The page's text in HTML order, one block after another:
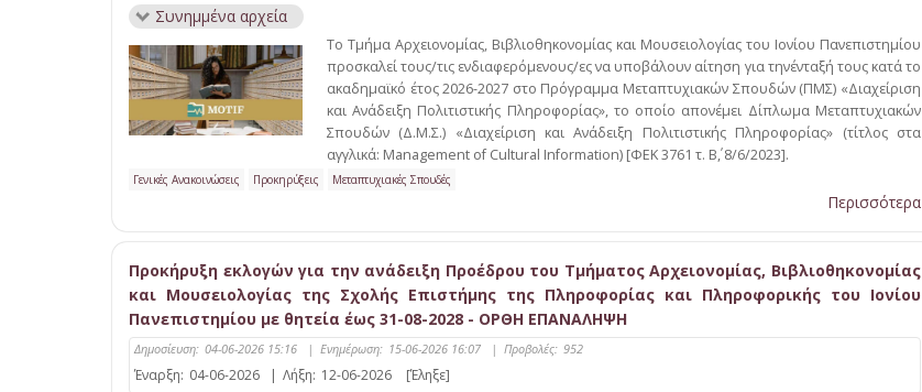
Συνημμένα αρχεία
Το Τμήμα Αρχειονομίας, Βιβλιοθηκονομίας και Μουσειολογίας του Ιονίου Πανεπιστημίου
προσκαλεί τους/τις ενδιαφερόμενους/ες να υποβάλουν αίτηση για τηνένταξή τους κατά το
ακαδημαϊκό έτος 2026-2027 στο Πρόγραμμα Μεταπτυχιακών Σπουδών (ΠΜΣ) «Διαχείριση
και Ανάδειξη Πολιτιστικής Πληροφορίας», το οποίο απονέμει Δίπλωμα Μεταπτυχιακών
Σπουδών (Δ.Μ.Σ.) «Διαχείριση και Ανάδειξη Πολιτιστικής Πληροφορίας» (τίτλος στα
αγγλικά: Management of Cultural Information) [ΦΕΚ 3761 τ. Β΄, 8/6/2023].
Γενικές Ανακοινώσεις Προκηρύξεις Μεταπτυχιακές Σπουδές
Περισσότερα
Προκήρυξη εκλογών για την ανάδειξη Προέδρου του Τμήματος Αρχειονομίας, Βιβλιοθηκονομίας
και Μουσειολογίας της Σχολής Επιστήμης της Πληροφορίας και Πληροφορικής του Ιονίου
Πανεπιστημίου με θητεία έως 31-08-2028 - ΟΡΘΗ ΕΠΑΝΑΛΗΨΗ
Δημοσίευση: 04-06-2026 15:16 | Ενημέρωση: 15-06-2026 16:07 | Προβολές: 952
Έναρξη: 04-06-2026 | Λήξη: 12-06-2026 [Έληξε]